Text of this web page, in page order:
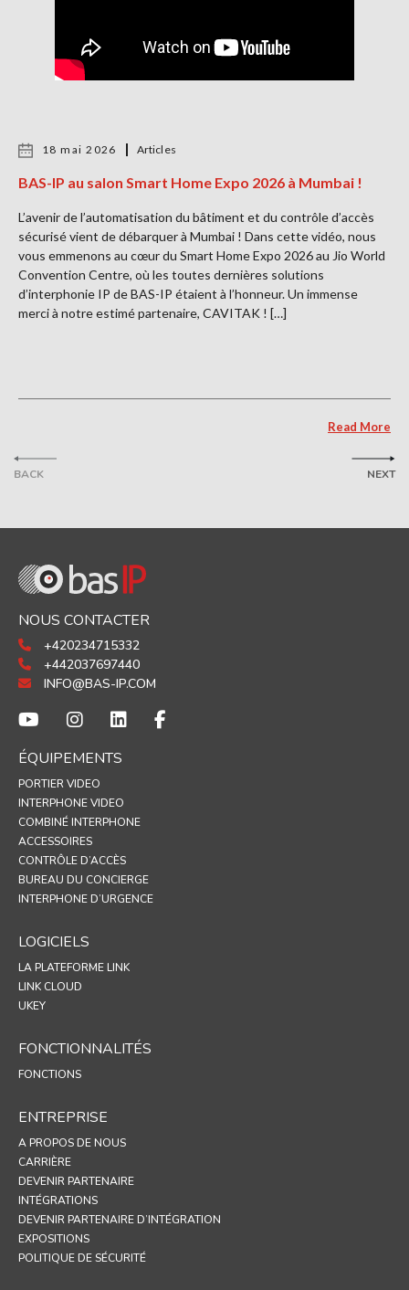
BACK
18 mai 2026 Articles
BAS-IP au salon Smart Home Expo 2026 à Mumbai !
L’avenir de l’automatisation du bâtiment et du contrôle d’accès
sécurisé vient de débarquer à Mumbai ! Dans cette vidéo, nous
vous emmenons au cœur du Smart Home Expo 2026 au Jio World
Convention Centre, où les toutes dernières solutions
d’interphonie IP de BAS-IP étaient à l’honneur. Un immense
merci à notre estimé partenaire, CAVITAK ! […]
Read More
NEXT
NOUS CONTACTER
+420234715332
+442037697440
INFO@BAS-IP.COM
ÉQUIPEMENTS
PORTIER VIDEO
INTERPHONE VIDEO
COMBINÉ INTERPHONE
ACCESSOIRES
CONTRÔLE D’ACCÈS
BUREAU DU CONCIERGE
INTERPHONE D’URGENCE
LOGICIELS
LA PLATEFORME LINK
LINK CLOUD
UKEY
FONCTIONNALITÉS
FONCTIONS
ENTREPRISE
A PROPOS DE NOUS
CARRIÈRE
DEVENIR PARTENAIRE
INTÉGRATIONS
DEVENIR PARTENAIRE D’INTÉGRATION
EXPOSITIONS
POLITIQUE DE SÉCURITÉ